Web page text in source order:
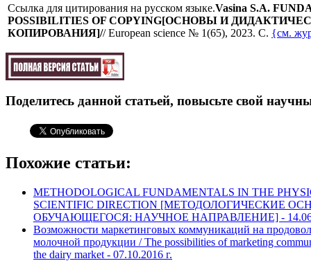
Cсылка для цитирования на русском языке.Vasina S.A.
POSSIBILITIES OF COPYING[ОСНОВЫ И
КОПИРОВАНИЯ]// European science № 1(65), 2023. C. {см.
Поделитесь данной статьей, повысьте свой
Похожие статьи:
METHODOLOGICAL FUNDAMENTALS IN THE
SCIENTIFIC DIRECTION [МЕТОДОЛОГИЧЕСКИЕ
ОБУЧАЮЩЕГОСЯ: НАУЧНОЕ НАПРАВЛЕНИЕ] -
Возможности маркетинговых коммуникаций на
молочной продукции / The possibilities of marketing
the dairy market - 07.10.2016 г.